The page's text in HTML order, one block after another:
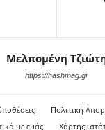
Μελπομένη
https://hashmag.gr
Πολιτική
με εμάς
Χάρτης